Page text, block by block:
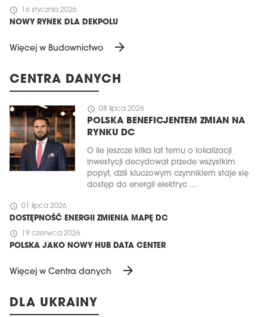
schedule 16 stycznia 2026
NOWY RYNEK DLA DEKPOLU
Więcej w Budownictwo arrow_forward
CENTRA DANYCH
schedule 08 lipca 2026
POLSKA BENEFICJENTEM ZMIAN NA
RYNKU DC
O ile jeszcze kilka lat temu o lokalizacji
inwestycji decydował przede wszystkim
popyt, dziś kluczowym czynnikiem staje się
dostęp do energii elektryc ...
schedule 01 lipca 2026
DOSTĘPNOŚĆ ENERGII ZMIENIA MAPĘ DC
schedule 19 czerwca 2026
POLSKA JAKO NOWY HUB DATA CENTER
Więcej w Centra danych arrow_forward
DLA UKRAINY